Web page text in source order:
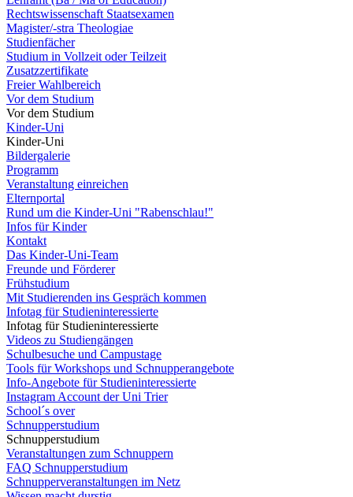
Rechtswissenschaft Staatsexamen
Magister/-stra Theologiae
Studienfächer
Studium in Vollzeit oder Teilzeit
Zusatzzertifikate
Freier Wahlbereich
Vor dem Studium
Vor dem Studium
Kinder-Uni
Kinder-Uni
Bildergalerie
Programm
Veranstaltung einreichen
Elternportal
Rund um die Kinder-Uni "Rabenschlau!"
Infos für Kinder
Kontakt
Das Kinder-Uni-Team
Freunde und Förderer
Frühstudium
Mit Studierenden ins Gespräch kommen
Infotag für Studieninteressierte
Infotag für Studieninteressierte
Videos zu Studiengängen
Schulbesuche und Campustage
Tools für Workshops und Schnupperangebote
Info-Angebote für Studieninteressierte
Instagram Account der Uni Trier
School´s over
Schnupperstudium
Schnupperstudium
Veranstaltungen zum Schnuppern
FAQ Schnupperstudium
Schnupperveranstaltungen im Netz